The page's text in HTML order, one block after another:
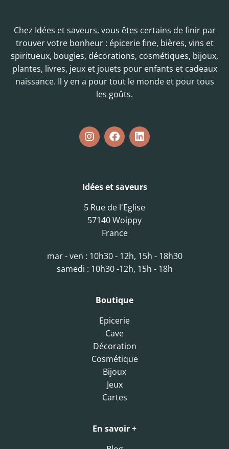
Chez Idées et saveurs, vous êtes certains de finir par
trouver votre bonheur : épicerie fine, bières, vins et
spiritueux, bougies, décorations, cosmétiques, bijoux,
plantes, livres, jeux et jouets pour enfants et cadeaux
naissance. Il y en a pour tout le monde et pour tous
les goûts.
Idées et saveurs
5 Rue de l'Eglise
57140 Woippy
France
mar - ven : 10h30 - 12h, 15h - 18h30
samedi : 10h30 -12h, 15h - 18h
Boutique
Epicerie
Cave
Décoration
Cosmétique
Bijoux
Jeux
Cartes
En savoir +